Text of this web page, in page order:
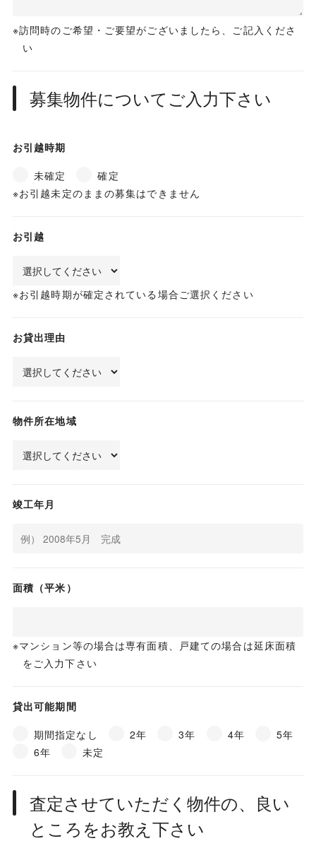
訪問時のご希望・ご要望がございましたら、ご記入くださ
い
募集物件についてご入力下さい
お引越時期
未確定
確定
お引越未定のままの募集はできません
お引越
お引越時期が確定されている場合ご選択ください
お貸出理由
物件所在地域
竣工年月
面積（平米）
マンション等の場合は専有面積、戸建ての場合は延床面積
をご入力下さい
貸出可能期間
期間指定なし
2年 3年 4年
5年
6年
未定
査定させていただく物件の、良い
ところをお教え下さい